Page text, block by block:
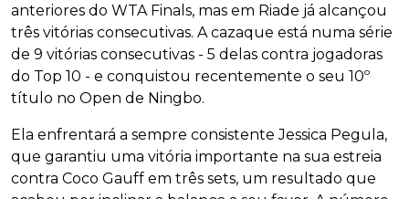
anteriores do WTA Finals, mas em Riade já alcançou
três vitórias consecutivas. A cazaque está numa série
de 9 vitórias consecutivas - 5 delas contra jogadoras
do Top 10 - e conquistou recentemente o seu 10º
título no Open de Ningbo.
Ela enfrentará a sempre consistente Jessica Pegula,
que garantiu uma vitória importante na sua estreia
contra Coco Gauff em três sets, um resultado que